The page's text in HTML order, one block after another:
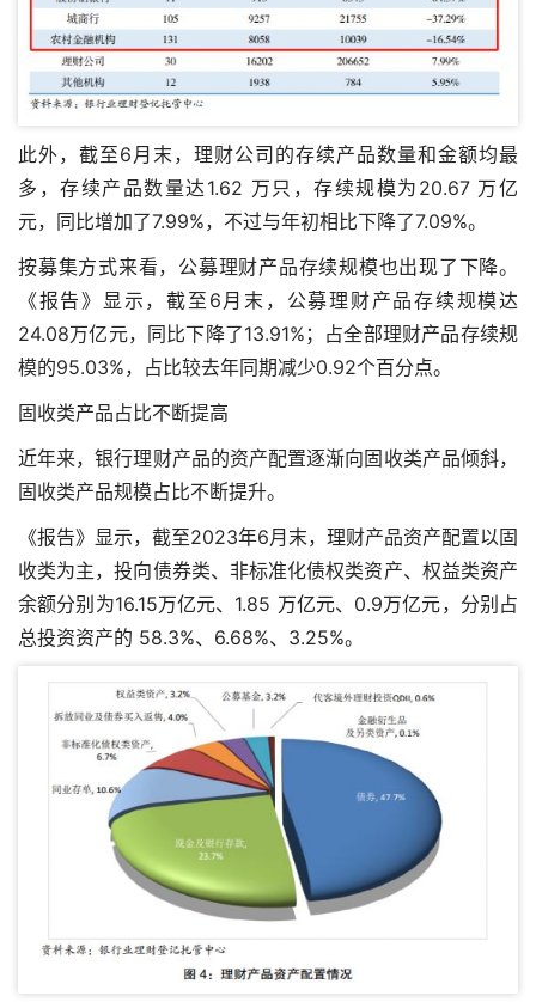
此外，截至6月末，理财公司的存续产品数量和金额均最
多，存续产品数量达1.62 万只，存续规模为20.67 万亿
元，同比增加了7.99%，不过与年初相比下降了7.09%。
按募集方式来看，公募理财产品存续规模也出现了下降。
《报告》显示，截至6月末，公募理财产品存续规模达
24.08万亿元，同比下降了13.91%；占全部理财产品存续规
模的95.03%，占比较去年同期减少0.92个百分点。
固收类产品占比不断提高
近年来，银行理财产品的资产配置逐渐向固收类产品倾斜，
固收类产品规模占比不断提升。
《报告》显示，截至2023年6月末，理财产品资产配置以固
收类为主，投向债券类、非标准化债权类资产、权益类资产
余额分别为16.15万亿元、1.85 万亿元、0.9万亿元，分别占
总投资资产的 58.3%、6.68%、3.25%。